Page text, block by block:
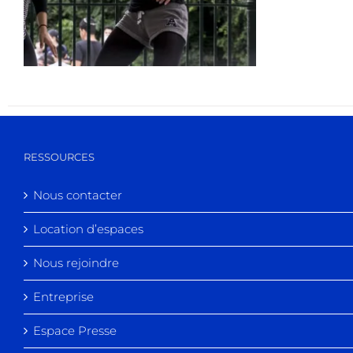
RESSOURCES
Nous contacter
Location d’espaces
Nous rejoindre
Entreprise
Espace Presse